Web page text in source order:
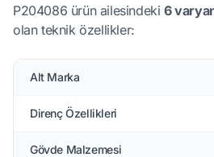
P204086 ürün ailesindeki 6
olan teknik özellikler:
Alt Marka
Direnç Özellikleri
Gövde Malzemesi